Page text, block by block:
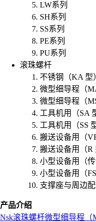
LW系列
SH系列
SS系列
PE系列
PU系列
滚珠螺杆
不锈钢（KA 型
微型细导程（
微型细导程（
工具机用（SA
工具机用（SS
搬送设备用（
搬送设备用（R
小型设备用（传
小型设备用（FS
支撑座与周边
产品介绍
Nsk滚珠螺杆微型细导程（